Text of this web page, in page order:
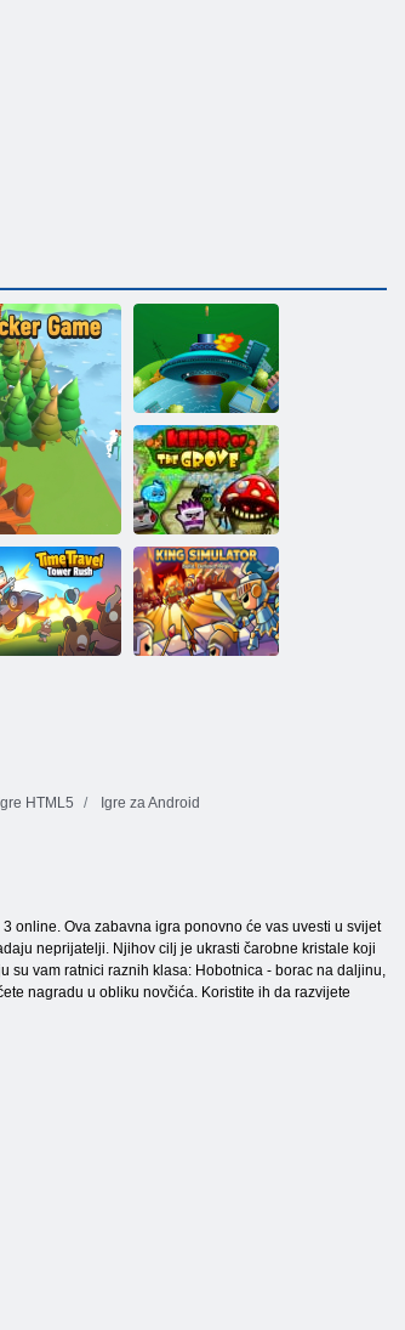
Pucaj stranaca
Čuvar utora
Igre HTML5 Igre za Android
online. Ova zabavna igra ponovno će vas uvesti u svijet
neprijatelji. Njihov cilj je ukrasti čarobne kristale koji
su vam ratnici raznih klasa: Hobotnica - borac na daljinu,
nagradu u obliku novčića. Koristite ih da razvijete